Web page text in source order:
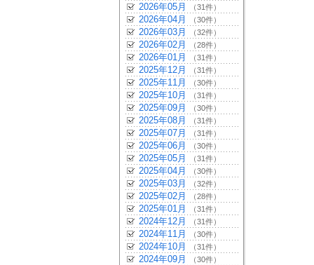
2026年05月 （31件）
2026年04月 （30件）
2026年03月 （32件）
2026年02月 （28件）
2026年01月 （31件）
2025年12月 （31件）
2025年11月 （30件）
2025年10月 （31件）
2025年09月 （30件）
2025年08月 （31件）
2025年07月 （31件）
2025年06月 （30件）
2025年05月 （31件）
2025年04月 （30件）
2025年03月 （32件）
2025年02月 （28件）
2025年01月 （31件）
2024年12月 （31件）
2024年11月 （30件）
2024年10月 （31件）
2024年09月 （30件）